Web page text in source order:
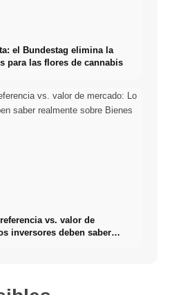
el Bundestag elimina la
para las flores de cannabis
vs. valor de
inversores deben saber